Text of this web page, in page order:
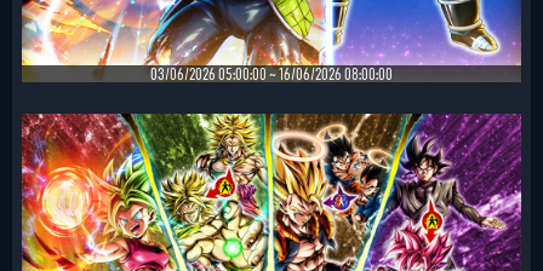
03/06/2026 05:00:00 ~ 16/06/2026 08:00:00